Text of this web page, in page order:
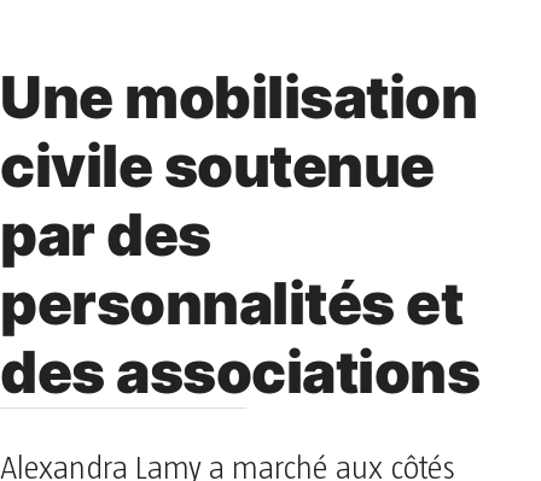
Une mobilisation
civile soutenue
par des
personnalités et
des associations
Alexandra Lamy a marché aux côtés